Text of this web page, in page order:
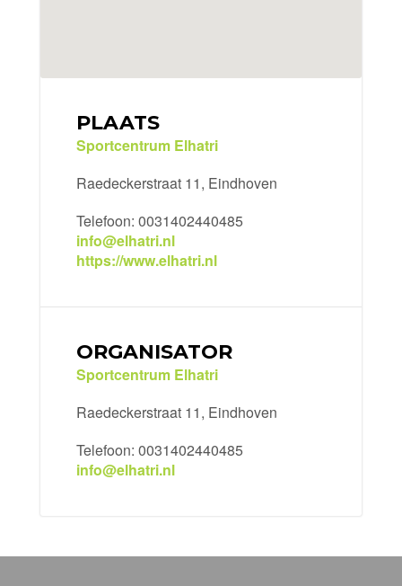
PLAATS
Sportcentrum Elhatri
Raedeckerstraat 11, Eindhoven
Telefoon: 0031402440485
info@elhatri.nl
https://www.elhatri.nl
ORGANISATOR
Sportcentrum Elhatri
Raedeckerstraat 11, Eindhoven
Telefoon: 0031402440485
info@elhatri.nl